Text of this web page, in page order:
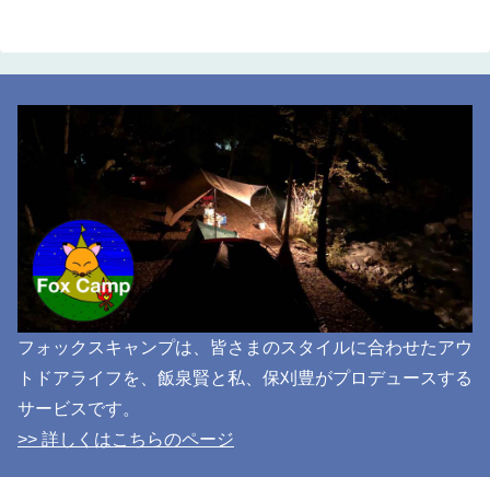
フォックスキャンプは、皆さまのスタイルに合わせたアウ
トドアライフを、飯泉賢と私、保刈豊がプロデュースする
サービスです。
>> 詳しくはこちらのページ